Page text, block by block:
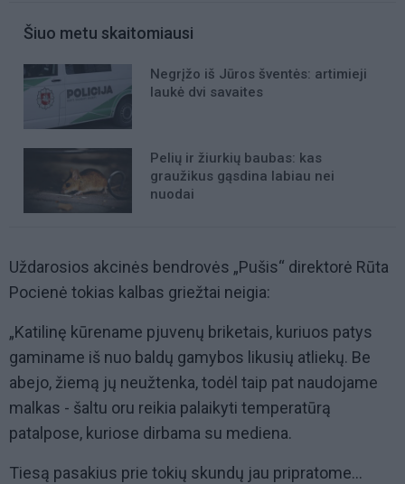
Šiuo metu skaitomiausi
Negrįžo iš Jūros šventės: artimieji
laukė dvi savaites
Pelių ir žiurkių baubas: kas
graužikus gąsdina labiau nei
nuodai
Uždarosios akcinės bendrovės „Pušis“ direktorė Rūta
Pocienė tokias kalbas griežtai neigia:
„Katilinę kūrename pjuvenų briketais, kuriuos patys
gaminame iš nuo baldų gamybos likusių atliekų. Be
abejo, žiemą jų neužtenka, todėl taip pat naudojame
malkas - šaltu oru reikia palaikyti temperatūrą
patalpose, kuriose dirbama su mediena.
Tiesą pasakius prie tokių skundų jau pripratome...